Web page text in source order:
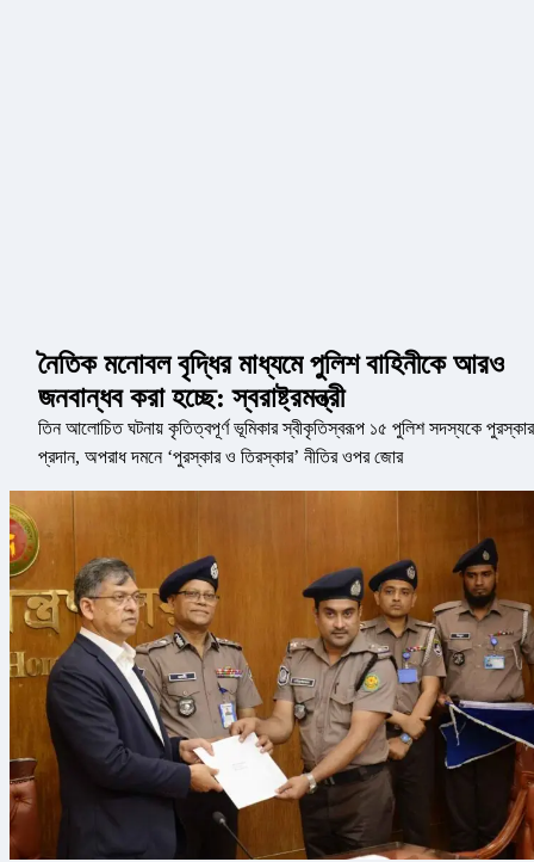
নৈতিক মনোবল বৃদ্ধির মাধ্যমে পুলিশ বাহিনীকে আরও
জনবান্ধব করা হচ্ছে: স্বরাষ্ট্রমন্ত্রী
তিন আলোচিত ঘটনায় কৃতিত্বপূর্ণ ভূমিকার স্বীকৃতিস্বরূপ ১৫ পুলিশ সদস্যকে পুরস্কার
প্রদান, অপরাধ দমনে ‘পুরস্কার ও তিরস্কার’ নীতির ওপর জোর